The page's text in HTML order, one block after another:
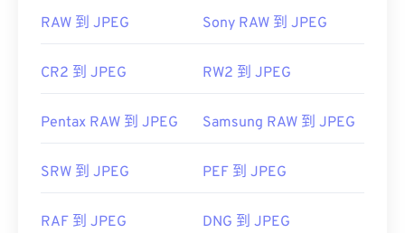
RAW 到 JPEG Sony RAW 到 JPEG
CR2 到 JPEG RW2 到 JPEG
Pentax RAW 到 JPEG Samsung RAW 到 JPEG
SRW 到 JPEG PEF 到 JPEG
RAF 到 JPEG DNG 到 JPEG